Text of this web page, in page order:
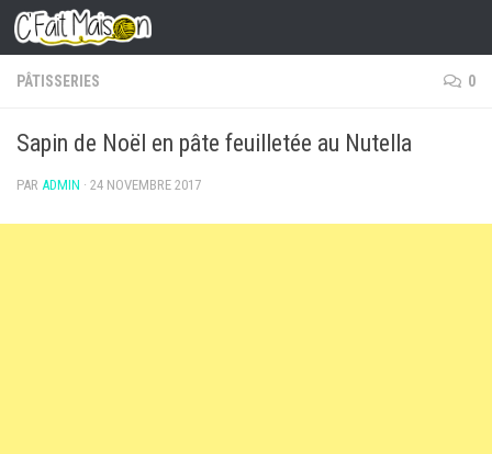
Skip to content
PÂTISSERIES 0
Sapin de Noël en pâte feuilletée au Nutella
PAR ADMIN · 24 NOVEMBRE 2017